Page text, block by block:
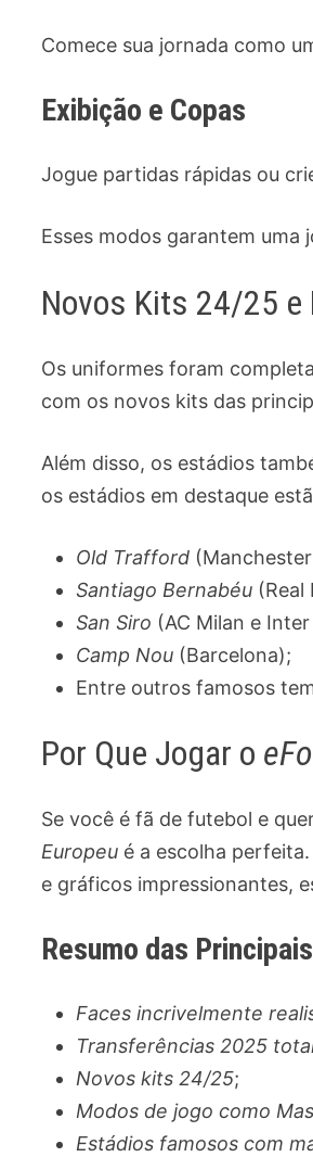
Comece sua jornada como
Exibição e Copas
Jogue partidas rápidas ou
Esses modos garantem uma
Novos Kits 24/25
Os uniformes foram
com os novos kits das
Além disso, os estádios
os estádios em destaque
Old Trafford
Santiago Bernabéu (Real
San Siro (AC Milan e
Camp Nou (Barcelona);
Entre outros famosos
Por Que Jogar o
Se você é fã de futebol e
Europeu é a escolha
e gráficos impressionantes,
Resumo das
Faces incrivelmente
Transferências 2025
Novos kits 24/25;
Modos de jogo como
Estádios famosos com